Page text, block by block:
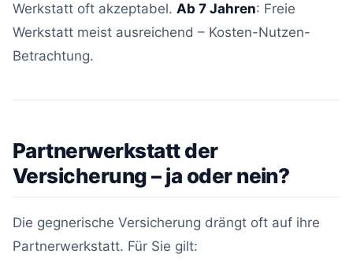
Werkstatt oft akzeptabel. Ab 7 Jahren: Freie
Werkstatt meist ausreichend – Kosten-Nutzen-
Betrachtung.
Partnerwerkstatt der
Versicherung – ja oder nein?
Die gegnerische Versicherung drängt oft auf ihre
Partnerwerkstatt. Für Sie gilt: